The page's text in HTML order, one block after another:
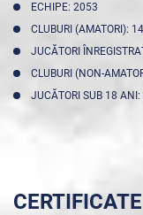
ECHIPE: 2053
CLUBURI (AMATORI):
JUCĂTORI
CLUBURI (NON-
JUCĂTORI SUB 18
CERTIFICATE